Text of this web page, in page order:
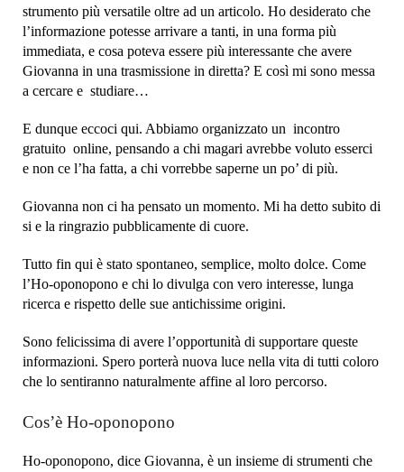
strumento più versatile oltre ad un articolo. Ho desiderato che
l’informazione potesse arrivare a tanti, in una forma più
immediata, e cosa poteva essere più interessante che avere
Giovanna in una trasmissione in diretta? E così mi sono messa
a cercare e studiare…
E dunque eccoci qui. Abbiamo organizzato un incontro
gratuito online, pensando a chi magari avrebbe voluto esserci
e non ce l’ha fatta, a chi vorrebbe saperne un po’ di più.
Giovanna non ci ha pensato un momento. Mi ha detto subito di
si e la ringrazio pubblicamente di cuore.
Tutto fin qui è stato spontaneo, semplice, molto dolce. Come
l’Ho-oponopono e chi lo divulga con vero interesse, lunga
ricerca e rispetto delle sue antichissime origini.
Sono felicissima di avere l’opportunità di supportare queste
informazioni. Spero porterà nuova luce nella vita di tutti coloro
che lo sentiranno naturalmente affine al loro percorso.
Cos’è Ho-oponopono
Ho-oponopono, dice Giovanna, è un insieme di strumenti che